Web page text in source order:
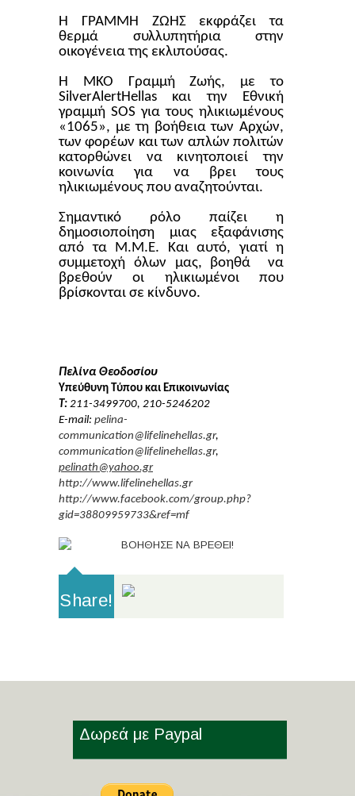
Η ΓΡΑΜΜΗ ΖΩΗΣ εκφράζει τα
θερμά συλλυπητήρια στην
οικογένεια της εκλιπούσας.
Η ΜΚΟ Γραμμή Ζωής, με το
SilverAlertHellas και την Εθνική
γραμμή SOS για τους ηλικιωμένους
«1065», με τη βοήθεια των Αρχών,
των φορέων και των απλών πολιτών
κατορθώνει να κινητοποιεί την
κοινωνία για να βρει τους
ηλικιωμένους που αναζητούνται.
Σημαντικό ρόλο παίζει η
δημοσιοποίηση μιας εξαφάνισης
από τα Μ.Μ.Ε. Και αυτό, γιατί η
συμμετοχή όλων μας, βοηθά
να
βρεθούν οι ηλικιωμένοι που
βρίσκονται σε κίνδυνο.
Πελίνα Θεοδοσίου
Υπεύθυνη Τύπου και Επικοινωνίας
Τ: 211-3499700, 210-5246202
E-mail: pelina-
communication@lifelinehellas.gr,
communication@lifelinehellas.gr,
pelinath@yahoo.gr
http://www.lifelinehellas.gr
http://www.facebook.com/group.php?
gid=38809959733&ref=mf
Share!
Δωρεά με Paypal